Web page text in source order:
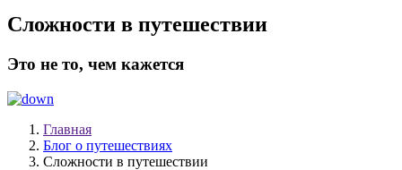
Сложности в путешествии
Это не то, чем кажется
Главная
Блог о путешествиях
Сложности в путешествии